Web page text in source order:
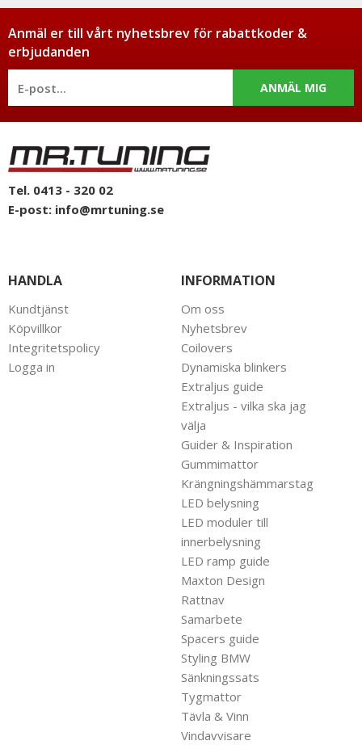
Anmäl er till vårt nyhetsbrev för rabattkoder &
erbjudanden
ANMÄL MIG
Tel. 0413 - 320 02
E-post: info@mrtuning.se
HANDLA
Kundtjänst
Köpvillkor
Integritetspolicy
Logga in
INFORMATION
Om oss
Nyhetsbrev
Coilovers
Dynamiska blinkers
Extraljus guide
Extraljus - vilka ska jag
välja
Guider & Inspiration
Gummimattor
Krängningshämmarstag
LED belysning
LED moduler till
innerbelysning
LED ramp guide
Maxton Design
Rattnav
Samarbete
Spacers guide
Styling BMW
Sänkningssats
Tygmattor
Tävla & Vinn
Vindavvisare